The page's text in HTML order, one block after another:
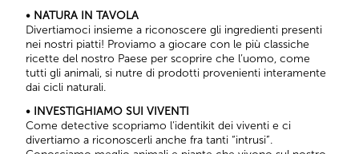
• NATURA IN TAVOLA
Divertiamoci insieme a riconoscere gli ingredienti presenti
nei nostri piatti! Proviamo a giocare con le più classiche
ricette del nostro Paese per scoprire che l’uomo, come
tutti gli animali, si nutre di prodotti provenienti interamente
dai cicli naturali.
• INVESTIGHIAMO SUI VIVENTI
Come detective scopriamo l’identikit dei viventi e ci
divertiamo a riconoscerli anche fra tanti “intrusi”.